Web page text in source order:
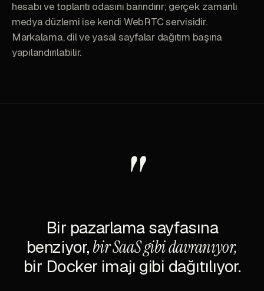
hesabı ve toplantı odasını barındırır; gerçek zamanlı
medya düzlemi ise kendi WebRTC servisidir.
Markalama, dil ve yasal sayfalar dağıtım başına
yapılandırılabilir.
"
Bir pazarlama sayfasına
benziyor,bir SaaS gibi davranıyor,
bir Docker imajı gibi dağıtılıyor.